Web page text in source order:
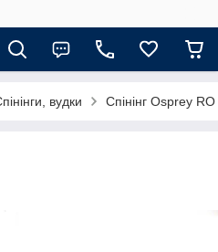
вудки Спінінг Osprey